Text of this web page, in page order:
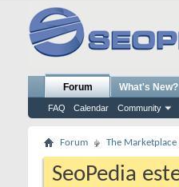
Forum
FAQ Calendar Community
What's New?
Forum The Marketplace
SeoPedia